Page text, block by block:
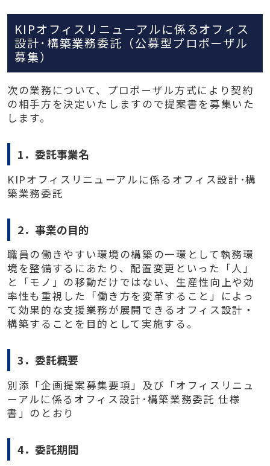
KIPオフィスリニューアルに係るオフィス
設計･構築業務委託（公募型プロポーザル
募集）
次の業務について、プロポーザル方式により契約
の相手方を決定いたしますので提案書を募集いた
します。
1．委託事業名
KIPオフィスリニューアルに係るオフィス設計･構
築業務委託
2．事業の目的
職員の働きやすい環境の構築の一環として執務環
境を整備するにあたり、配置変更といった「人」
と「モノ」の移動だけではない、生産性向上や効
率性も重視した「働き方を変革すること」によっ
て効果的な支援業務が展開できるオフィス設計・
構築することを目的として実施する。
3．委託概要
別添「企画提案募集要項」及び「オフィスリニュ
ーアルに係るオフィス設計･構築業務委託 仕様
書」のとおり
4．委託期間